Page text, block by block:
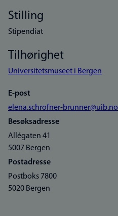
Stilling
Stipendiat
Tilhørighet
Universitetsmuseet i Bergen
E-post
elena.schrofner-brunner@uib.no
Besøksadresse
Allégaten 41
5007 Bergen
Postadresse
Postboks 7800
5020 Bergen